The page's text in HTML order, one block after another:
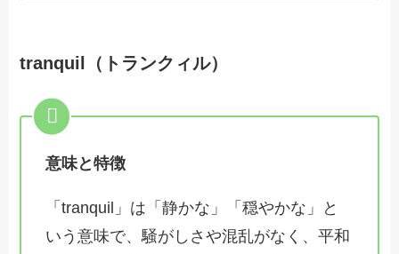
tranquil（トランクィル）
意味と特徴
「tranquil」は「静かな」「穏やかな」と
いう意味で、騒がしさや混乱がなく、平和